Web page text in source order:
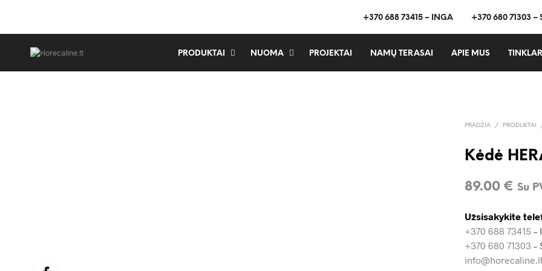
+370 688 73415 – INGA +370 680 71303 –
PRODUKTAI NUOMA PROJEKTAI NAMŲ TERASAI APIE MUS
PRADŽIA / PRODUKTAI
Kėdė
89.00€ Su
Užsisakykite
+370 688 73415 –
+370 680 71303 –